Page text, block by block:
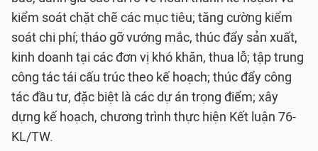
kiểm soát chặt chẽ các mục tiêu; tăng cường kiểm
soát chi phí; tháo gỡ vướng mắc, thúc đẩy sản xuất,
kinh doanh tại các đơn vị khó khăn, thua lỗ; tập trung
công tác tái cấu trúc theo kế hoạch; thúc đẩy công
tác đầu tư, đặc biệt là các dự án trọng điểm; xây
dựng kế hoạch, chương trình thực hiện Kết luận 76-
KL/TW.